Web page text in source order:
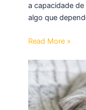
a capacidade
algo que
Read More »